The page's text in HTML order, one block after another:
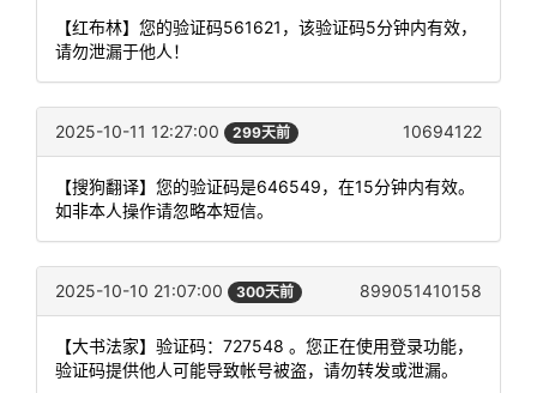
【红布林】您的验证码561621，该验证码5分钟内有效，
请勿泄漏于他人！
2025-10-11 12:27:00 299天前 10694122
【搜狗翻译】您的验证码是646549，在15分钟内有效。
如非本人操作请忽略本短信。
2025-10-10 21:07:00 300天前 899051410158
【大书法家】验证码：727548 。您正在使用登录功能，
验证码提供他人可能导致帐号被盗，请勿转发或泄漏。